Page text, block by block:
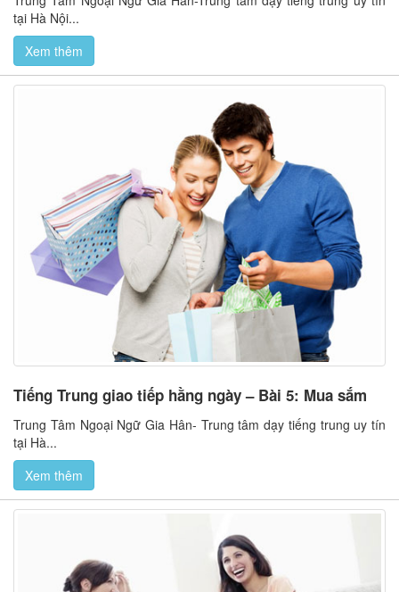
tại Hà Nội...
Xem thêm
Tiếng Trung giao tiếp hằng ngày – Bài 5: Mua sắm
Trung Tâm Ngoại Ngữ Gia Hân- Trung tâm dạy tiếng trung uy tín
tại Hà...
Xem thêm